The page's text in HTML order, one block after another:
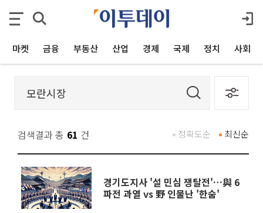
마켓 금융 부동산 산업 경제 국제 정치 사회
검색결과 총 61 건 최신순
정확도순
경기도지사 '설 민심 쟁탈전'…與 6
파전 과열 vs 野 인물난 '한숨'